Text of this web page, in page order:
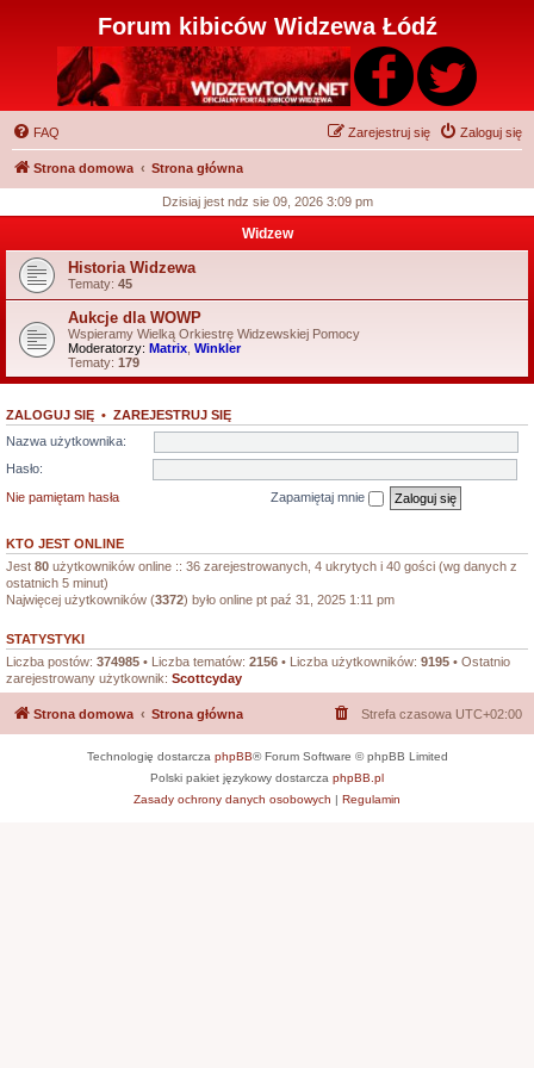
Forum kibiców Widzewa Łódź
FAQ Zaloguj się
Zarejestruj się
Strona domowa Strona główna
Dzisiaj jest ndz sie 09, 2026 3:09 pm
Widzew
Historia Widzewa
Tematy: 45
Aukcje dla WOWP
Wspieramy Wielką Orkiestrę Widzewskiej Pomocy
Moderatorzy: Matrix Winkler
Tematy: 179
ZALOGUJ SIĘ • ZAREJESTRUJ SIĘ
Nazwa użytkownika:
Hasło:
Nie pamiętam hasła
Zapamiętaj mnie
KTO JEST ONLINE
Jest 80 użytkowników online :: 36 zarejestrowanych, 4 ukrytych i 40 gości (wg danych z
ostatnich 5 minut)
Najwięcej użytkowników (3372) było online pt paź 31, 2025 1:11 pm
STATYSTYKI
Liczba postów: 374985 • Liczba tematów: 2156 • Liczba użytkowników: 9195 • Ostatnio
zarejestrowany użytkownik: Scottcyday
Strona domowa Strona główna Strefa czasowa UTC+02:00
Technologię dostarcza phpBB® Forum Software © phpBB Limited
Polski pakiet językowy dostarcza phpBB.pl
Zasady ochrony danych osobowych | Regulamin